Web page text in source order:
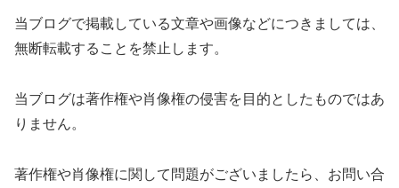
当ブログで掲載している文章や画像などにつきましては、
無断転載することを禁止します。
当ブログは著作権や肖像権の侵害を目的としたものではあ
りません。
著作権や肖像権に関して問題がございましたら、お問い合